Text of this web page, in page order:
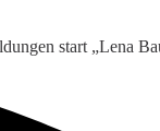
start „Lena